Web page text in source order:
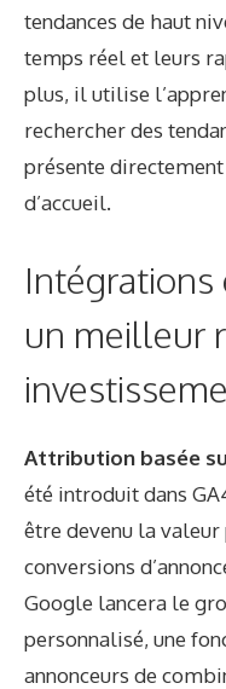
tendances de haut
temps réel et leurs
plus, il utilise
rechercher des
présente
d’accueil.
un meilleur
Attribution basée
été introduit dans
être devenu la
conversions
Google lancera le
personnalisé, une
annonceurs de